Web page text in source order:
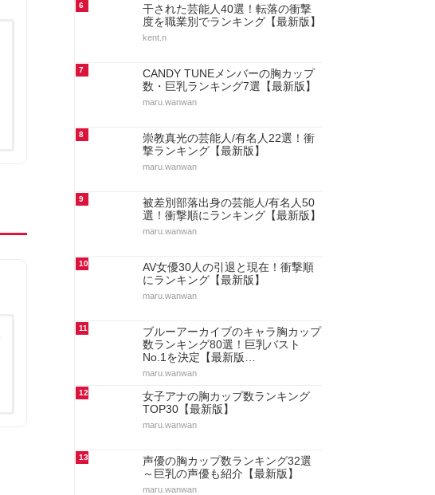
6
干された芸能人40選！転落の衝撃
度を職業別でランキング【最新版】
kent.n
7
CANDY TUNEメンバーの胸カップ
数・巨乳ランキング7選【最新版】
maru.wanwan
8
崇教真光の芸能人/有名人22選！衝
撃ランキング【最新版】
maru.wanwan
9
被差別部落出身の芸能人/有名人50
選！衝撃順にランキング【最新版】
maru.wanwan
10
AV女優30人の引退と現在！衝撃順
にランキング【最新版】
maru.wanwan
11
ブルーアーカイブのキャラ胸カップ
数ランキング80選！巨乳バスト
No.1を決定【最新版…
maru.wanwan
12
女子アナの胸カップ数ランキング
TOP30【最新版】
maru.wanwan
13
声優の胸カップ数ランキング32選
～巨乳の声優も紹介【最新版】
maru.wanwan